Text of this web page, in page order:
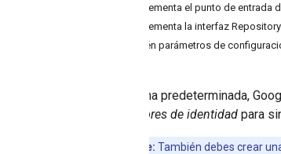
Implementa el punto de entrada
Implementa la interfaz Repository
Obtén parámetros de
De forma predeterminada,
conectores de identidad para
Importante: También debes crear